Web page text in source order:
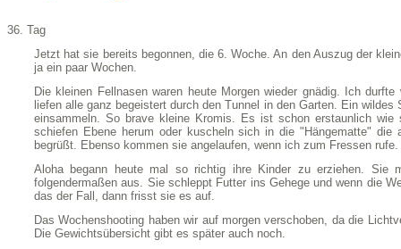
36. Tag
Jetzt hat sie bereits begonnen, die 6. Woche. An den Auszug der
ja ein paar Wochen.
Die kleinen Fellnasen waren heute Morgen wieder gnädig. Ich
liefen alle ganz begeistert durch den Tunnel in den Garten. Ein
einsammeln. So brave kleine Kromis. Es ist schon erstaunlich
schiefen Ebene herum oder kuscheln sich in die "Hängematte"
begrüßt. Ebenso kommen sie angelaufen, wenn ich zum Fressen rufe.
Aloha begann heute mal so richtig ihre Kinder zu erziehen. Sie
folgendermaßen aus. Sie schleppt Futter ins Gehege und wenn die
das der Fall, dann frisst sie es auf.
Das Wochenshooting haben wir auf morgen verschoben, da die
Die Gewichtsübersicht gibt es später auch noch.